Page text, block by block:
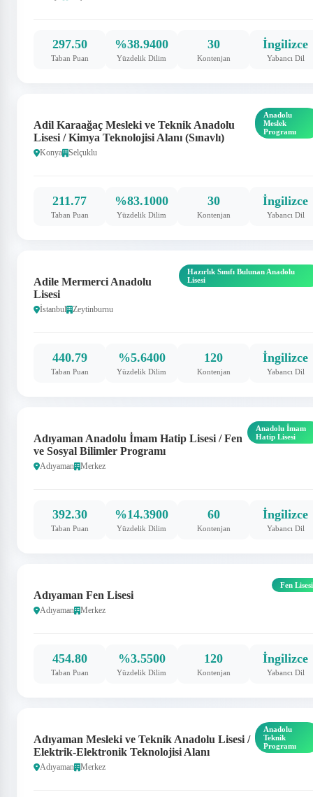
297.50
Taban Puan
%38.9400
Yüzdelik Dilim
30
Kontenjan
İngilizce
Yabancı Dil
Adil Karaağaç Mesleki ve Teknik Anadolu
Lisesi / Kimya Teknolojisi Alanı (Sınavlı)
Konya Selçuklu
Anadolu
Meslek
Programı
211.77
Taban Puan
%83.1000
Yüzdelik Dilim
30
Kontenjan
İngilizce
Yabancı Dil
Adile Mermerci Anadolu
Lisesi
İstanbul Zeytinburnu
Hazırlık Sınıfı Bulunan Anadolu
Lisesi
440.79
Taban Puan
%5.6400
Yüzdelik Dilim
120
Kontenjan
İngilizce
Yabancı Dil
Adıyaman Anadolu İmam Hatip Lisesi / Fen
ve Sosyal Bilimler Programı
Adıyaman Merkez
Anadolu İmam
Hatip Lisesi
392.30
Taban Puan
%14.3900
Yüzdelik Dilim
60
Kontenjan
İngilizce
Yabancı Dil
Adıyaman Fen Lisesi
Adıyaman Merkez
Fen Lisesi
454.80
Taban Puan
%3.5500
Yüzdelik Dilim
120
Kontenjan
İngilizce
Yabancı Dil
Adıyaman Mesleki ve Teknik Anadolu Lisesi /
Elektrik-Elektronik Teknolojisi Alanı
Adıyaman Merkez
Anadolu
Teknik
Programı